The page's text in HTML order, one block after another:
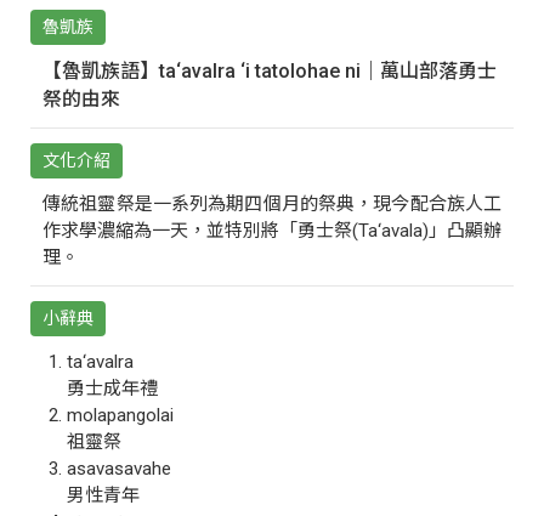
魯凱族
【魯凱族語】ta‘avalra ‘i tatolohae ni｜萬山部落勇士
祭的由來
文化介紹
傳統祖靈祭是一系列為期四個月的祭典，現今配合族人工
作求學濃縮為一天，並特別將「勇士祭(Ta‘avala)」凸顯辦
理。
小辭典
ta‘avalra
勇士成年禮
molapangolai
祖靈祭
asavasavahe
男性青年